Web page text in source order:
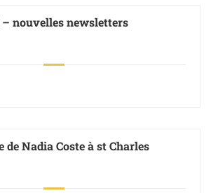
– nouvelles newsletters
de Nadia Coste à st Charles